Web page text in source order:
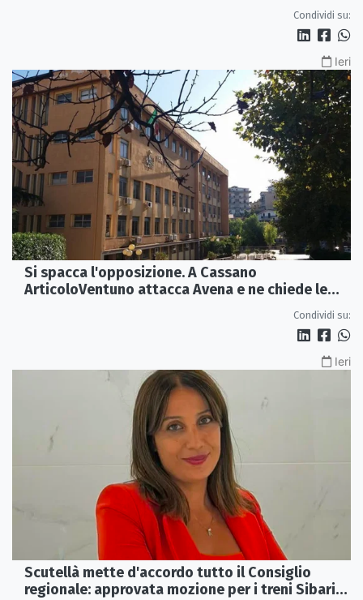
Condividi su:
Ieri
Si spacca l'opposizione. A Cassano
ArticoloVentuno attacca Avena e ne chiede le
Condividi su:
Ieri
Scutellà mette d'accordo tutto il Consiglio
regionale: approvata mozione per i treni Sibari-